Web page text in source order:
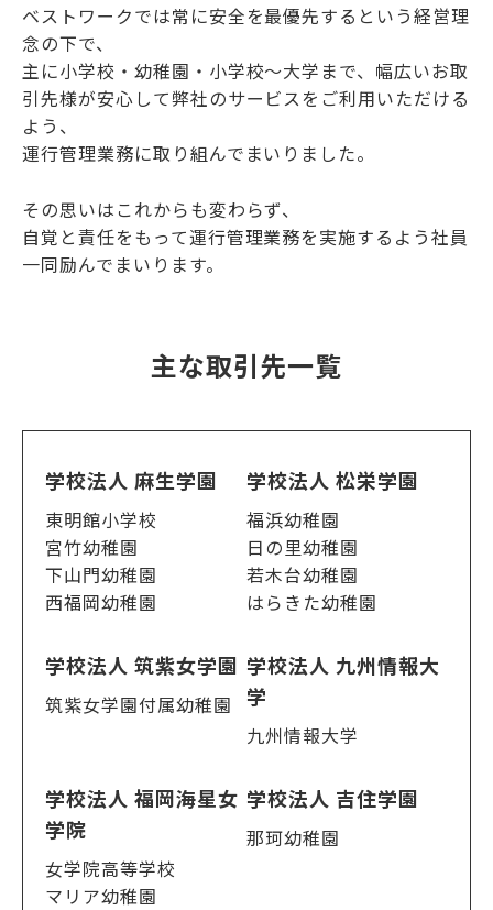
ベストワークでは常に安全を最優先するという経営理
念の下で、
主に小学校・幼稚園・小学校～大学まで、幅広いお取
引先様が安心して弊社のサービスをご利用いただける
よう、
運行管理業務に取り組んでまいりました。
その思いはこれからも変わらず、
自覚と責任をもって運行管理業務を実施するよう社員
一同励んでまいります。
主な取引先一覧
学校法人 麻生学園
東明館小学校
宮竹幼稚園
下山門幼稚園
西福岡幼稚園
学校法人 松栄学園
福浜幼稚園
日の里幼稚園
若木台幼稚園
はらきた幼稚園
学校法人 筑紫女学園
筑紫女学園付属幼稚園
学校法人 九州情報大
学
九州情報大学
学校法人 福岡海星女
学院
女学院高等学校
マリア幼稚園
学校法人 吉住学園
那珂幼稚園